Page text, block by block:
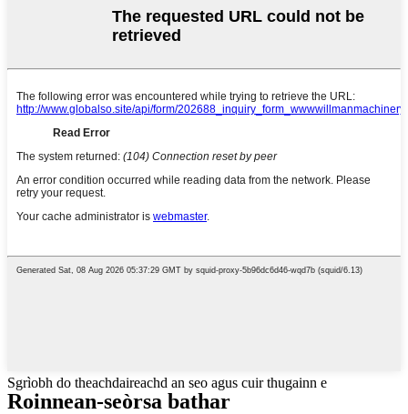
Sgrìobh do theachdaireachd an seo agus cuir thugainn e
Roinnean-seòrsa bathar